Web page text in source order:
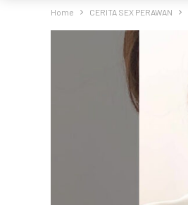
Home CERITA SEX PERAWAN